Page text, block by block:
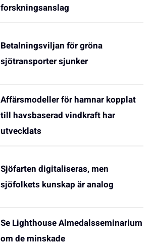
forskningsanslag
Betalningsviljan för gröna
sjötransporter sjunker
Affärsmodeller för hamnar kopplat
till havsbaserad vindkraft har
utvecklats
Sjöfarten digitaliseras, men
sjöfolkets kunskap är analog
Se Lighthouse Almedalsseminarium
om de minskade